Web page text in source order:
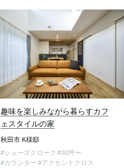
趣味を楽しみながら暮らすカフ
ェスタイルの家
秋田市 K様邸
#シューズクローク #30坪〜
#カウンター #アクセントクロス